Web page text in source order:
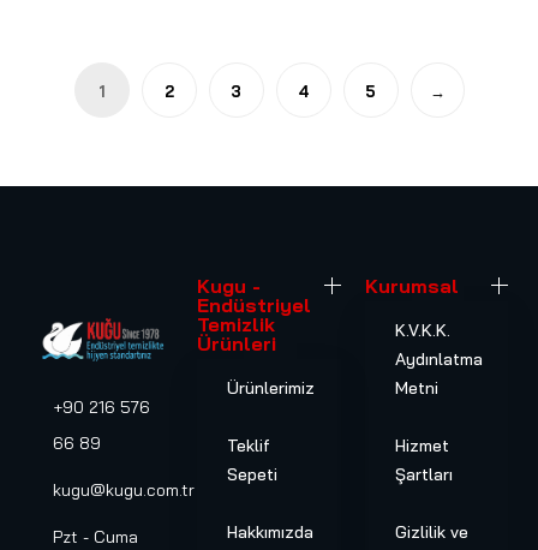
1 2 3 4 5 →
+90 216 576
66 89
kugu@kugu.com.tr
Pzt - Cuma
Kugu -
Endüstriyel
Temizlik
Ürünleri
Ürünlerimiz
Teklif
Sepeti
Hakkımızda
Kurumsal
K.V.K.K.
Aydınlatma
Metni
Hizmet
Şartları
Gizlilik ve